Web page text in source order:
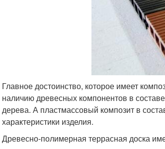
Главное достоинство, которое имеет
наличию древесных компонентов в
дерева. А пластмассовый композит в
характеристики изделия.
Древесно-полимерная террасная доска